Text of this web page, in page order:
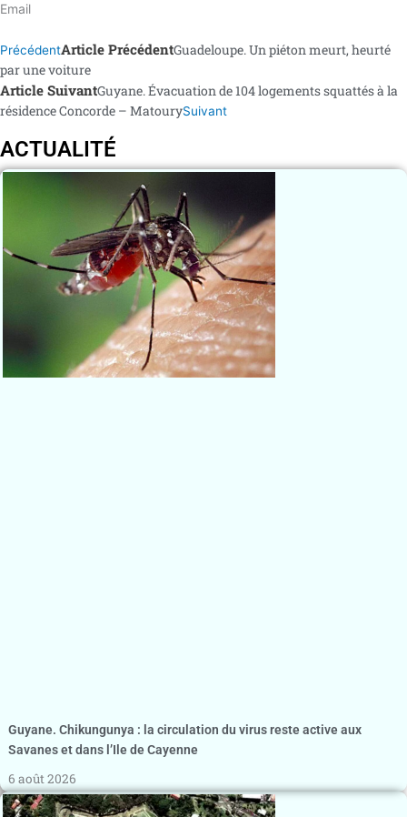
Email
PrécédentArticle PrécédentGuadeloupe. Un piéton meurt, heurté
par une voiture
Article SuivantGuyane. Évacuation de 104 logements squattés à la
résidence Concorde – MatourySuivant
ACTUALITÉ
Guyane. Chikungunya : la circulation du virus reste active aux
Savanes et dans l’Ile de Cayenne
6 août 2026